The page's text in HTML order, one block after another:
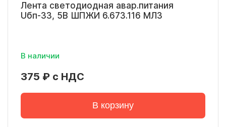
Лента светодиодная авар.питания
Uбп-33, 5В ШПЖИ 6.673.116 МЛЗ
В наличии
375 ₽ с НДС
В корзину